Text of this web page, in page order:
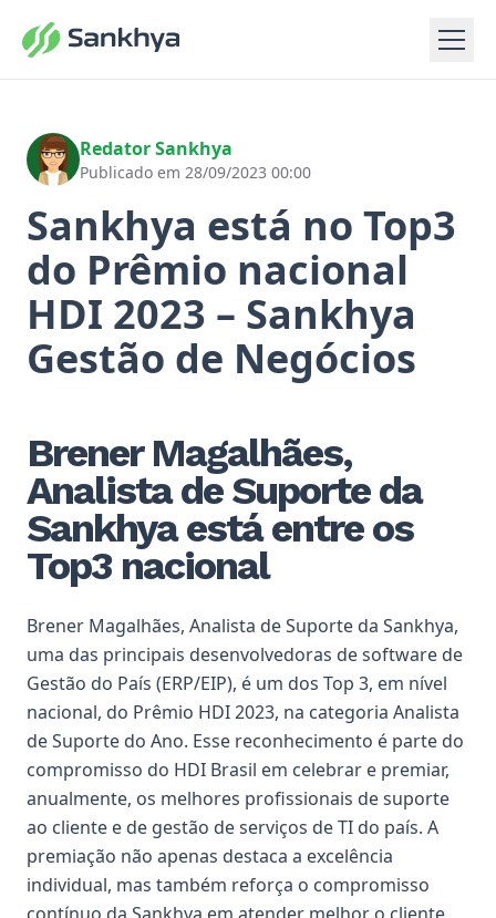
Redator Sankhya
Publicado em 28/09/2023 00:00
Sankhya está no Top3
do Prêmio nacional
HDI 2023 – Sankhya
Gestão de Negócios
Brener Magalhães,
Analista de Suporte da
Sankhya está entre os
Top3 nacional
Brener Magalhães, Analista de Suporte da Sankhya,
uma das principais desenvolvedoras de software de
Gestão do País (ERP/EIP), é um dos Top 3, em nível
nacional, do Prêmio HDI 2023, na categoria Analista
de Suporte do Ano. Esse reconhecimento é parte do
compromisso do HDI Brasil em celebrar e premiar,
anualmente, os melhores profissionais de suporte
ao cliente e de gestão de serviços de TI do país. A
premiação não apenas destaca a excelência
individual, mas também reforça o compromisso